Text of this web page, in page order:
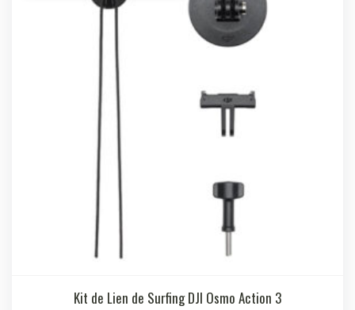
Kit de Lien de Surfing DJI Osmo Action 3